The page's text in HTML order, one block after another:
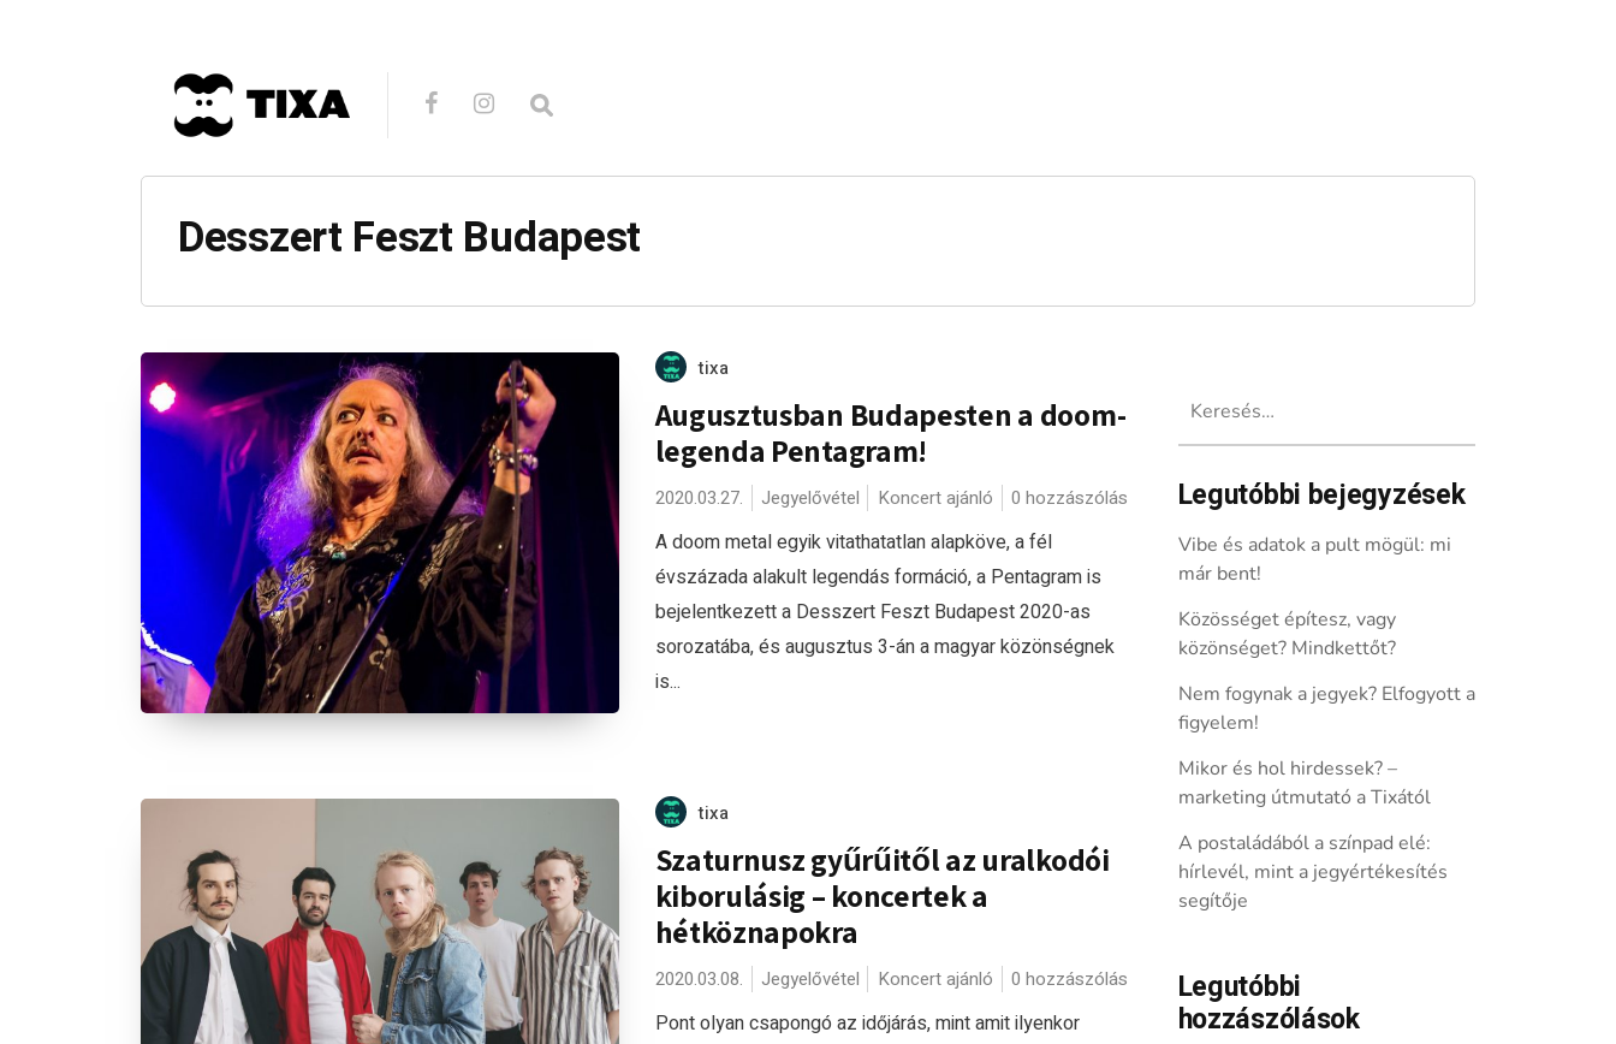
Desszert Feszt Budapest
tixa
Augusztusban Budapesten a doom-
legenda Pentagram!
2020.03.27. Jegyelővétel Koncert ajánló 0 hozzászólás
A doom metal egyik vitathatatlan alapköve, a fél
évszázada alakult legendás formáció, a Pentagram is
bejelentkezett a Desszert Feszt Budapest 2020-as
sorozatába, és augusztus 3-án a magyar közönségnek
is...
tixa
Szaturnusz gyűrűitől az uralkodói
kiborulásig – koncertek a
hétköznapokra
2020.03.08. Jegyelővétel Koncert ajánló 0 hozzászólás
Pont olyan csapongó az időjárás, mint amit ilyenkor
Legutóbbi bejegyzések
Vibe és adatok a pult mögül: mi
már bent!
Közösséget építesz, vagy
közönséget? Mindkettőt?
Nem fogynak a jegyek? Elfogyott a
figyelem!
Mikor és hol hirdessek? –
marketing útmutató a Tixától
A postaládából a színpad elé:
hírlevél, mint a jegyértékesítés
segítője
Legutóbbi
hozzászólások